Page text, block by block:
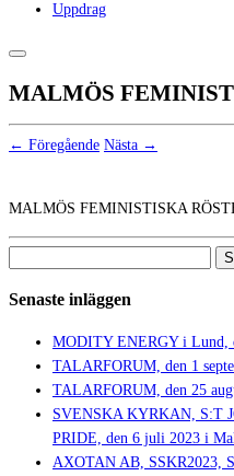
Uppdrag
MALMÖS
← Föregående Nästa →
MALMÖS FEMINISTISKA
Senaste inläggen
MODITY ENERGY i Lund,
TALARFORUM, den 1
TALARFORUM, den 25
SVENSKA KYRKAN, S:T
PRIDE, den 6 juli 2023 i
AXOTAN AB, SSKR2023,